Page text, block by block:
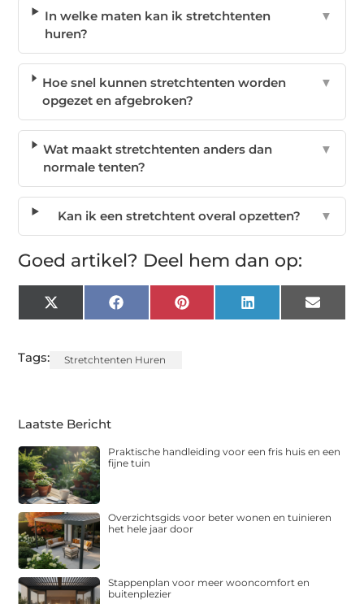
In welke maten kan ik stretchtenten
huren?
▼
Hoe snel kunnen stretchtenten worden
opgezet en afgebroken?
▼
Wat maakt stretchtenten anders dan
normale tenten?
▼
Kan ik een stretchtent overal opzetten? ▼
Goed artikel? Deel hem dan op:
X
(Twitter)
FacebookPinterest LinkedIn Email
Tags: Stretchtenten Huren
Laatste Bericht
Praktische handleiding voor een fris huis en een
fijne tuin
Overzichtsgids voor beter wonen en tuinieren
het hele jaar door
Stappenplan voor meer wooncomfort en
buitenplezier